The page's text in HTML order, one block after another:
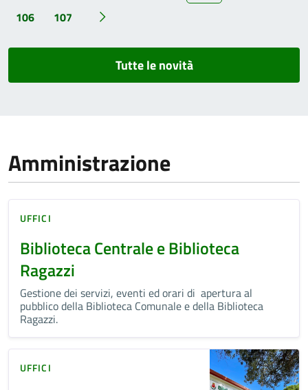
106
107
Tutte le novità
Amministrazione
UFFICI
Biblioteca Centrale e Biblioteca
Ragazzi
Gestione dei servizi, eventi ed orari di apertura al
pubblico della Biblioteca Comunale e della Biblioteca
Ragazzi.
UFFICI